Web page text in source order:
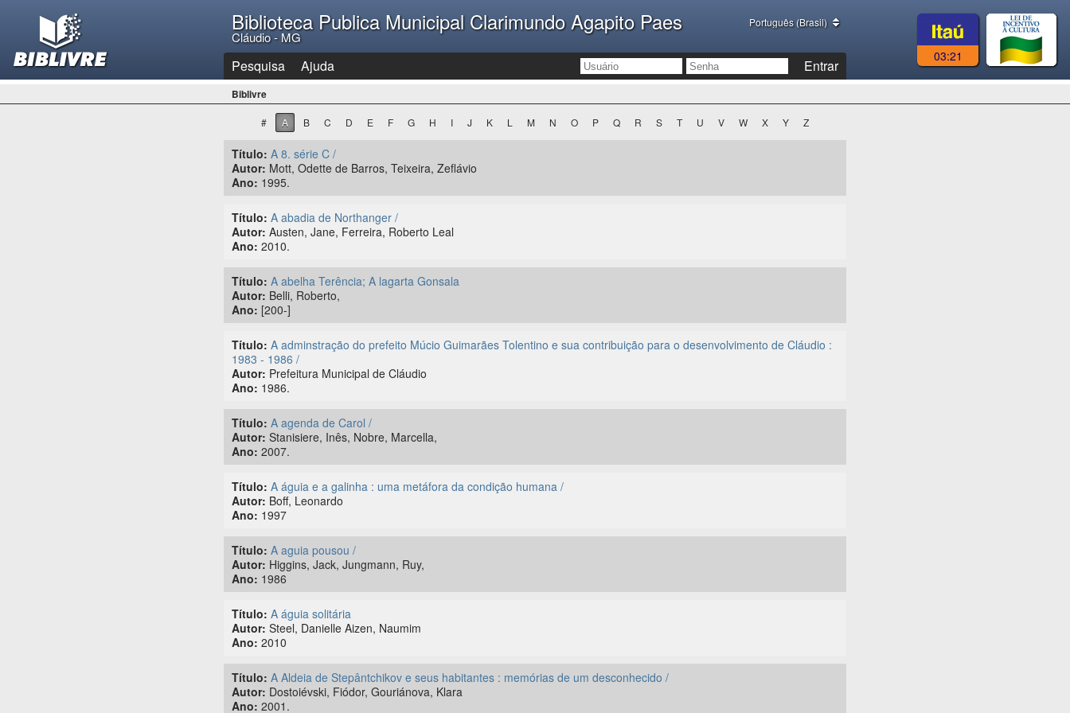
03:21
Biblioteca Publica Municipal Clarimundo Agapito Paes
Cláudio - MG
Português (Brasil)
Pesquisa Ajuda Entrar
Biblivre
# A B C D E F G H I J K L M N O P Q R S T U V W X Y Z
Título: A 8. série C /
Autor: Mott, Odette de Barros, Teixeira, Zeflávio
Ano: 1995.
Título: A abadia de Northanger /
Autor: Austen, Jane, Ferreira, Roberto Leal
Ano: 2010.
Título: A abelha Terência; A lagarta Gonsala
Autor: Belli, Roberto,
Ano: [200-]
Título: A adminstração do prefeito Múcio Guimarães Tolentino e sua contribuição para o desenvolvimento de Cláudio :
1983 - 1986 /
Autor: Prefeitura Municipal de Cláudio
Ano: 1986.
Título: A agenda de Carol /
Autor: Stanisiere, Inês, Nobre, Marcella,
Ano: 2007.
Título: A águia e a galinha : uma metáfora da condição humana /
Autor: Boff, Leonardo
Ano: 1997
Título: A aguia pousou /
Autor: Higgins, Jack, Jungmann, Ruy,
Ano: 1986
Título: A águia solitária
Autor: Steel, Danielle Aizen, Naumim
Ano: 2010
Título: A Aldeia de Stepântchikov e seus habitantes : memórias de um desconhecido /
Autor: Dostoiévski, Fiódor, Gouriánova, Klara
Ano: 2001.